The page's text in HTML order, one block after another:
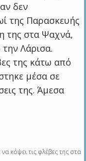
δεν
της Παρασκευής
της στα Ψαχνά,
Λάρισα.
της κάτω από
μέσα σε
της. Άμεσα
κόψει τις φλέβες της στα